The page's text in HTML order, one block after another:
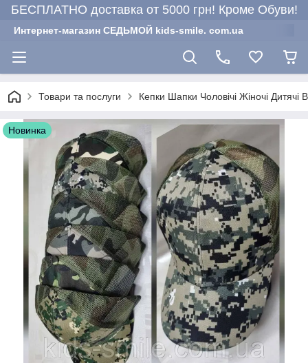
БЕСПЛАТНО доставка от 5000 грн! Кроме Обуви!
Интернет-магазин СЕДЬМОЙ kids-smile. com.ua
Товари та послуги Кепки Шапки Чоловічі Жіночі Дитячі
Новинка